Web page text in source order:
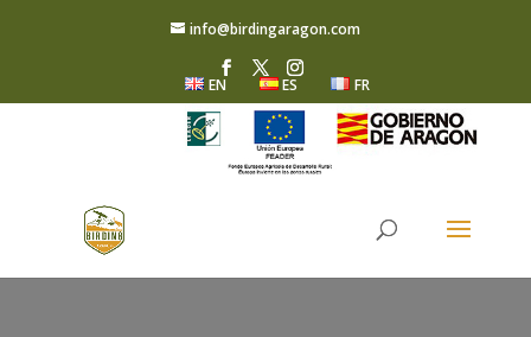
info@birdingaragon.com
EN ES FR